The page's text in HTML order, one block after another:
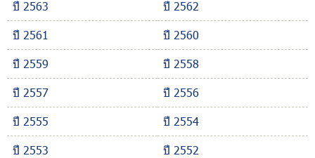
ปี 2563
ปี 2562
ปี 2561
ปี 2560
ปี 2559
ปี 2558
ปี 2557
ปี 2556
ปี 2555
ปี 2554
ปี 2553
ปี 2552